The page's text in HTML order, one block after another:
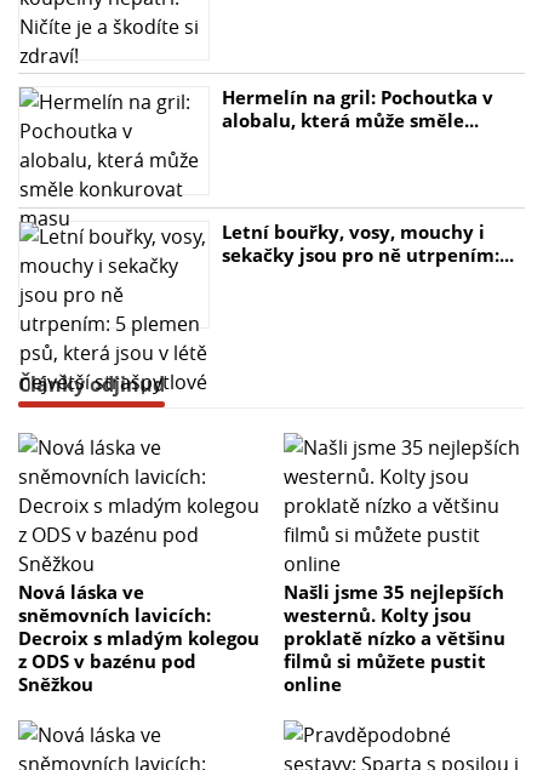
Hermelín na gril: Pochoutka v
alobalu, která může směle...
Letní bouřky, vosy, mouchy i
sekačky jsou pro ně utrpením:...
Články odjinud
Nová láska ve
sněmovních lavicích:
Decroix s mladým kolegou
z ODS v bazénu pod
Sněžkou
Našli jsme 35 nejlepších
westernů. Kolty jsou
proklatě nízko a většinu
filmů si můžete pustit
online